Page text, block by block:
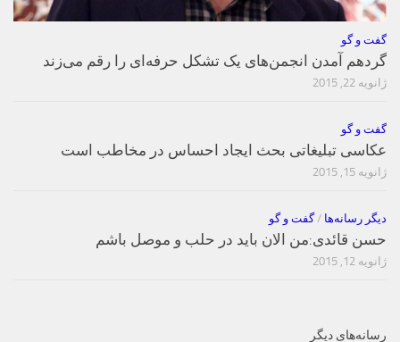
گفت و گو
گردهم آمدن انجمن‌های یک تشکل حرفه‌ای را رقم می‌زند
ژانویه 22, 2015
گفت و گو
عکاسی تبلیغاتی بحث ایجاد احساس در مخاطب است
ژانویه 15, 2015
دیگر رسانه‌ها /گفت و گو
حسن قائدی:من الان باید در حلب و موصل باشم
ژانویه 12, 2015
رسانه‌های دیگر